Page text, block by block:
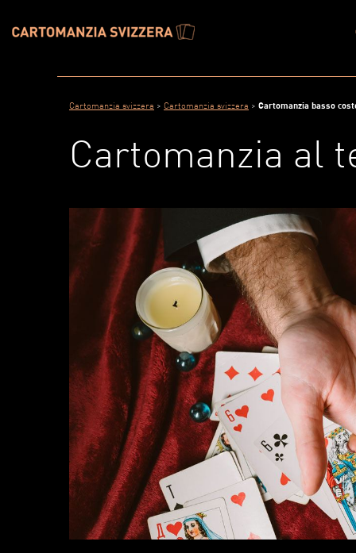
Cartomanzia svizzera > Cartomanzia svizzera > Cartomanzia basso
Cartomanzia al